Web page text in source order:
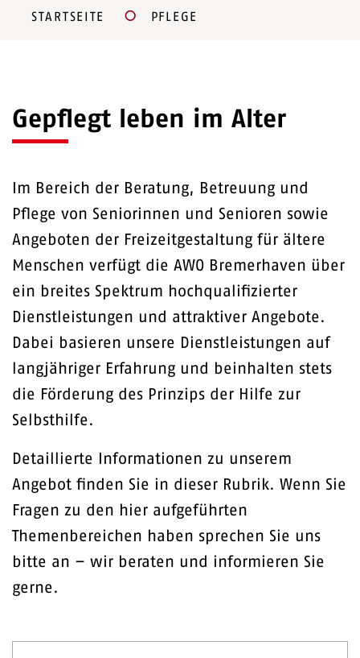
STARTSEITE PFLEGE
Gepflegt leben im Alter
Im Bereich der Beratung, Betreuung und
Pflege von Seniorinnen und Senioren sowie
Angeboten der Freizeitgestaltung für ältere
Menschen verfügt die AWO Bremerhaven über
ein breites Spektrum hochqualifizierter
Dienstleistungen und attraktiver Angebote.
Dabei basieren unsere Dienstleistungen auf
langjähriger Erfahrung und beinhalten stets
die Förderung des Prinzips der Hilfe zur
Selbsthilfe.
Detaillierte Informationen zu unserem
Angebot finden Sie in dieser Rubrik. Wenn Sie
Fragen zu den hier aufgeführten
Themenbereichen haben sprechen Sie uns
bitte an – wir beraten und informieren Sie
gerne.